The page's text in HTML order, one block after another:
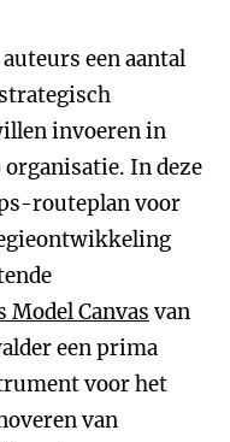
een aantal
invoeren in
In deze
routeplan voor
Model Canvas van
een prima
voor het
van